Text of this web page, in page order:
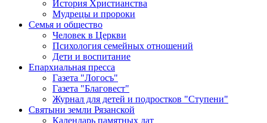
История Христианства
Мудрецы и пророки
Семья и общество
Человек в Церкви
Психология семейных отношений
Дети и воспитание
Епархиальная пресса
Газета "Логосъ"
Газета "Благовест"
Журнал для детей и подростков "Ступени"
Святыни земли Рязанской
Календарь памятных дат